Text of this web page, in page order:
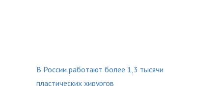
В России работают более 1,3 тысячи
пластических хирургов